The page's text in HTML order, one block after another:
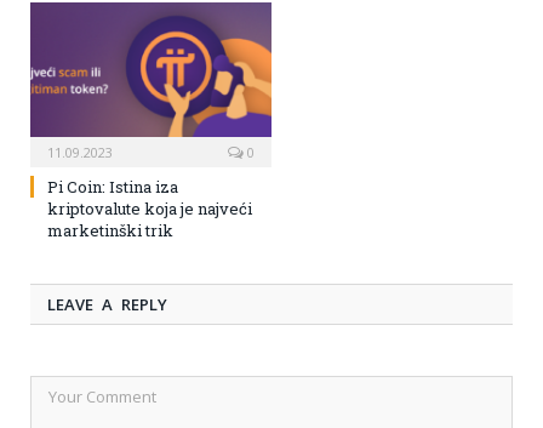
11.09.2023 0
Pi Coin: Istina iza
kriptovalute koja je najveći
marketinški trik
LEAVE A REPLY